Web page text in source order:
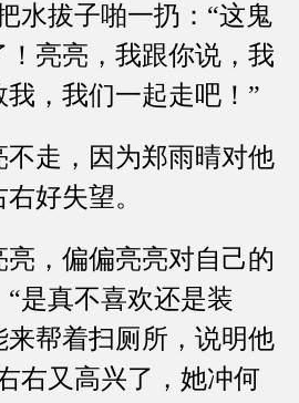
水拔子啪一扔：“这鬼
亮亮，我跟你说，我
，我们一起走吧！”
走，因为郑雨晴对他
好失望。
，偏偏亮亮对自己的
是真不喜欢还是装
帮着扫厕所，说明他
右又高兴了，她冲何